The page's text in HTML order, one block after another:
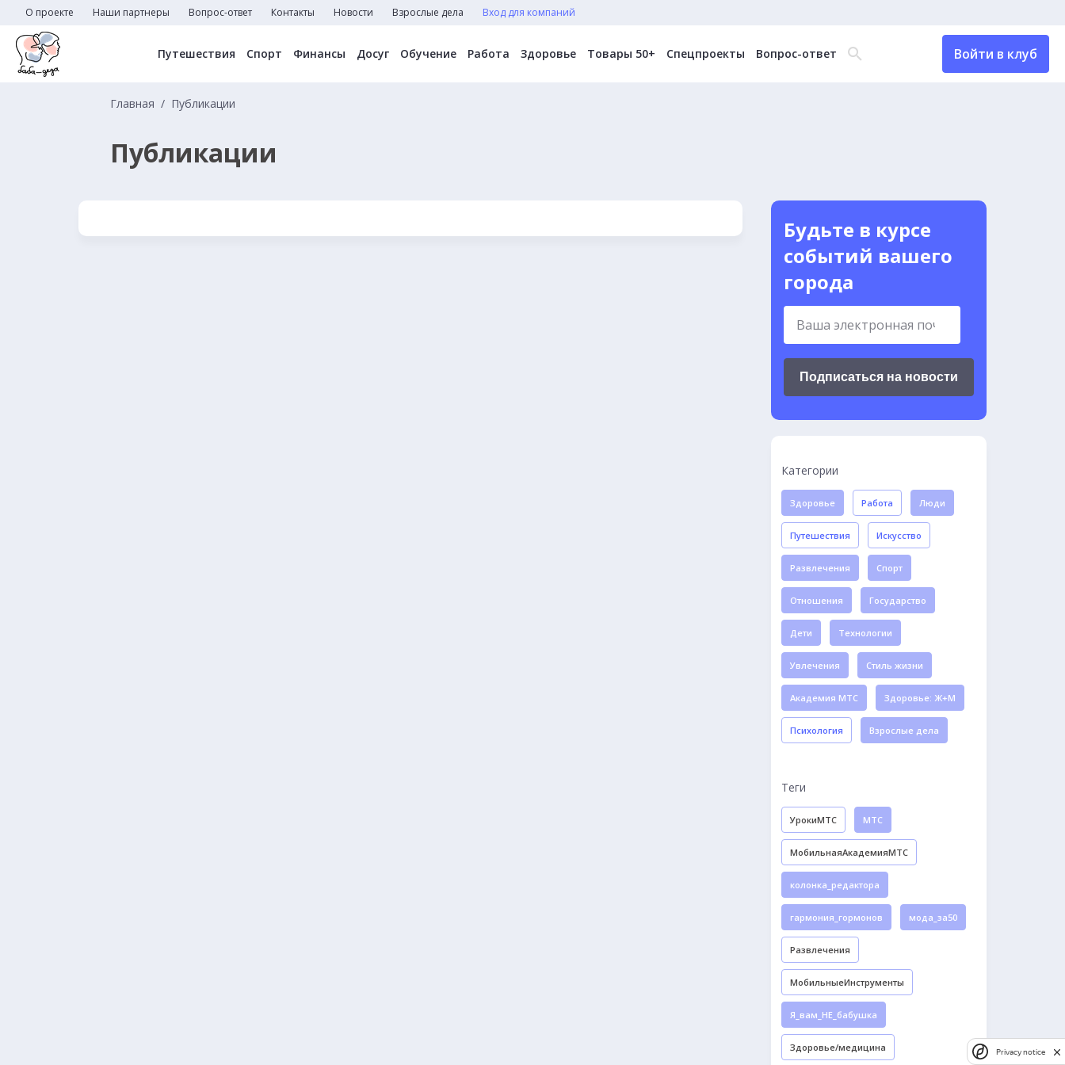
О проекте Наши партнеры Вопрос-ответ Контакты Новости Взрослые дела Вход для компаний
Путешествия Спорт Финансы Досуг Обучение Работа Здоровье Товары 50+ Спецпроекты Вопрос-ответ Войти в клуб
Главная Публикации
Публикации
Будьте в курсе
событий вашего
города
Подписаться на новости
Категории
Здоровье Работа Люди
Путешествия Искусство
Развлечения Спорт
Отношения Государство
Дети Технологии
Увлечения Стиль жизни
Академия МТС Здоровье: Ж+М
Психология Взрослые дела
Теги
УрокиМТС МТС
МобильнаяАкадемияМТС
колонка_редактора
гармония_гормонов мода_за50
Развлечения
МобильныеИнструменты
Я_вам_НЕ_бабушка
Здоровье/медицина Privacy notice